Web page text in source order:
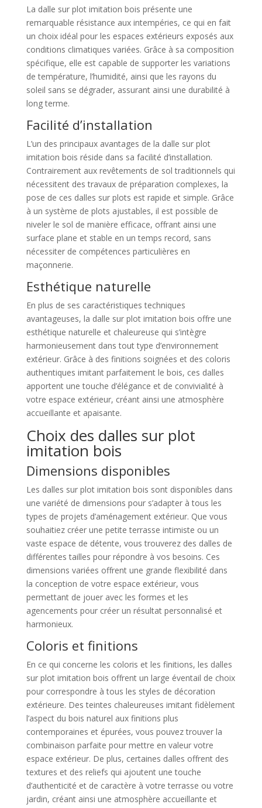
La dalle sur plot imitation bois présente une
remarquable résistance aux intempéries, ce qui en fait
un choix idéal pour les espaces extérieurs exposés aux
conditions climatiques variées. Grâce à sa composition
spécifique, elle est capable de supporter les variations
de température, l’humidité, ainsi que les rayons du
soleil sans se dégrader, assurant ainsi une durabilité à
long terme.
Facilité d’installation
L’un des principaux avantages de la dalle sur plot
imitation bois réside dans sa facilité d’installation.
Contrairement aux revêtements de sol traditionnels qui
nécessitent des travaux de préparation complexes, la
pose de ces dalles sur plots est rapide et simple. Grâce
à un système de plots ajustables, il est possible de
niveler le sol de manière efficace, offrant ainsi une
surface plane et stable en un temps record, sans
nécessiter de compétences particulières en
maçonnerie.
Esthétique naturelle
En plus de ses caractéristiques techniques
avantageuses, la dalle sur plot imitation bois offre une
esthétique naturelle et chaleureuse qui s’intègre
harmonieusement dans tout type d’environnement
extérieur. Grâce à des finitions soignées et des coloris
authentiques imitant parfaitement le bois, ces dalles
apportent une touche d’élégance et de convivialité à
votre espace extérieur, créant ainsi une atmosphère
accueillante et apaisante.
Choix des dalles sur plot
imitation bois
Dimensions disponibles
Les dalles sur plot imitation bois sont disponibles dans
une variété de dimensions pour s’adapter à tous les
types de projets d’aménagement extérieur. Que vous
souhaitiez créer une petite terrasse intimiste ou un
vaste espace de détente, vous trouverez des dalles de
différentes tailles pour répondre à vos besoins. Ces
dimensions variées offrent une grande flexibilité dans
la conception de votre espace extérieur, vous
permettant de jouer avec les formes et les
agencements pour créer un résultat personnalisé et
harmonieux.
Coloris et finitions
En ce qui concerne les coloris et les finitions, les dalles
sur plot imitation bois offrent un large éventail de choix
pour correspondre à tous les styles de décoration
extérieure. Des teintes chaleureuses imitant fidèlement
l’aspect du bois naturel aux finitions plus
contemporaines et épurées, vous pouvez trouver la
combinaison parfaite pour mettre en valeur votre
espace extérieur. De plus, certaines dalles offrent des
textures et des reliefs qui ajoutent une touche
d’authenticité et de caractère à votre terrasse ou votre
jardin, créant ainsi une atmosphère accueillante et